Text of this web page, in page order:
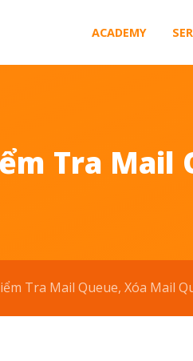
ACADEMY
Tra Mail
Tra Mail Queue, Xóa Mail